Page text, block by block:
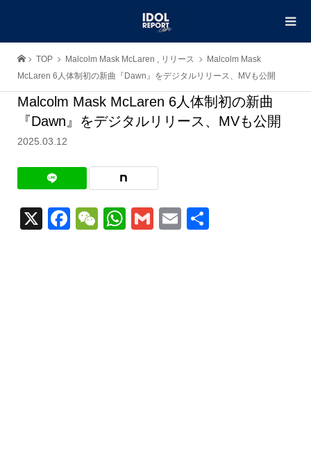
TOP Malcolm Mask McLaren , リリース
Malcolm Mask
McLaren 6人体制初の新曲『Dawn』をデジタルリリース、MVも公開
Malcolm Mask McLaren 6人体制初の新曲
『Dawn』をデジタルリリース、MVも公開
2025.03.12
X Facebook
WeChat
WhatsApp
GmailEmail